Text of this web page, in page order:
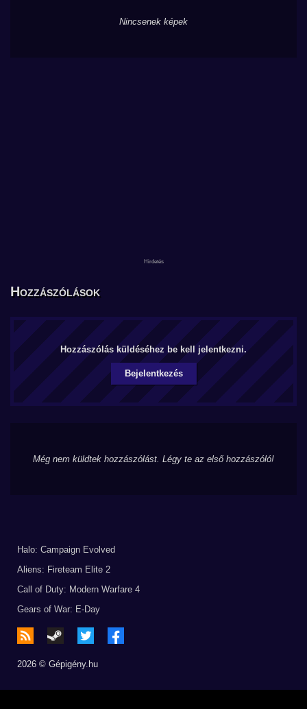
Nincsenek képek
Hozzászólások
Hozzászólás küldéséhez be kell jelentkezni.
Bejelentkezés
Még nem küldtek hozzászólást. Légy te az első hozzászóló!
Halo: Campaign Evolved
Aliens: Fireteam Elite 2
Call of Duty: Modern Warfare 4
Gears of War: E-Day
2026 © Gépigény.hu